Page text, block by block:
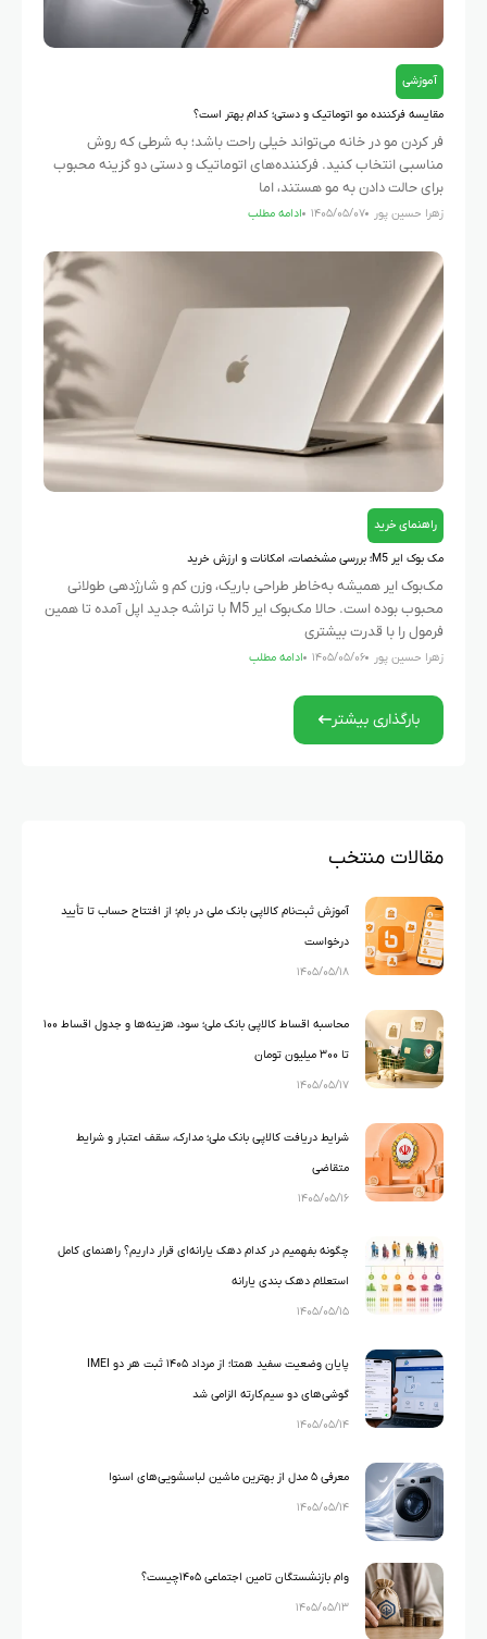
آموزشی
مقایسه فرکننده مو اتوماتیک و دستی؛ کدام بهتر است؟
فر کردن مو در خانه می‌تواند خیلی راحت باشد؛ به شرطی که روش
مناسبی انتخاب کنید. فرکننده‌های اتوماتیک و دستی دو گزینه محبوب
برای حالت دادن به مو هستند، اما
زهرا حسین پور ۱۴۰۵/۰۵/۰۷ ادامه مطلب
راهنمای خرید
مک بوک ایر M5؛ بررسی مشخصات، امکانات و ارزش خرید
مک‌بوک ایر همیشه به‌خاطر طراحی باریک، وزن کم و شارژدهی طولانی
محبوب بوده است. حالا مک‌بوک ایر M5 با تراشه جدید اپل آمده تا همین
فرمول را با قدرت بیشتری
زهرا حسین پور ۱۴۰۵/۰۵/۰۶ ادامه مطلب
بارگذاری بیشتر
مقالات منتخب
آموزش ثبت‌نام کالاپی بانک ملی در بام؛ از افتتاح حساب تا تأیید
درخواست
۱۴۰۵/۰۵/۱۸
محاسبه اقساط کالاپی بانک ملی؛ سود، هزینه‌ها و جدول اقساط ۱۰۰
تا ۳۰۰ میلیون تومان
۱۴۰۵/۰۵/۱۷
شرایط دریافت کالاپی بانک ملی؛ مدارک، سقف اعتبار و شرایط
متقاضی
۱۴۰۵/۰۵/۱۶
چگونه بفهمیم در کدام دهک یارانه‌ای قرار داریم؟ راهنمای کامل
استعلام دهک بندی یارانه
۱۴۰۵/۰۵/۱۵
پایان وضعیت سفید همتا؛ از مرداد ۱۴۰۵ ثبت هر دو IMEI
گوشی‌های دو سیم‌کارته الزامی شد
۱۴۰۵/۰۵/۱۴
معرفی ۵ مدل از بهترین ماشین لباسشویی‌های اسنوا
۱۴۰۵/۰۵/۱۴
وام بازنشستگان تامین اجتماعی ۱۴۰۵چیست؟
۱۴۰۵/۰۵/۱۳